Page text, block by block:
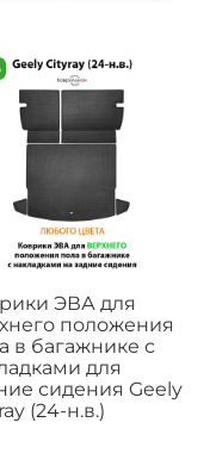
ЭВА для
положения
в багажнике с
для
сидения Geely
(24-н.в.)